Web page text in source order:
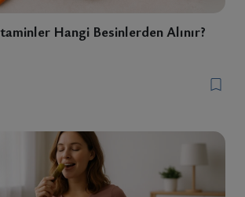
Hangi Besinlerden Alınır?